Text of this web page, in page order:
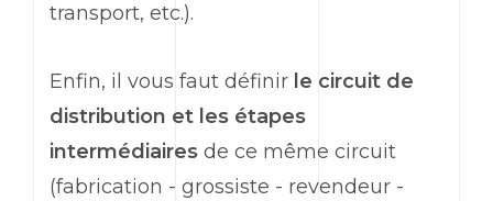
transport, etc.).
Enfin, il vous faut définir le circuit de
distribution et les étapes
intermédiaires de ce même circuit
(fabrication - grossiste - revendeur -